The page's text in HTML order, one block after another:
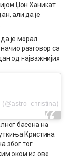
Џон Ханикат
али да је
је морал
разговор са
од најважнијих
(@astro_christina)
басена на
Кристина
због тог
оком из ове